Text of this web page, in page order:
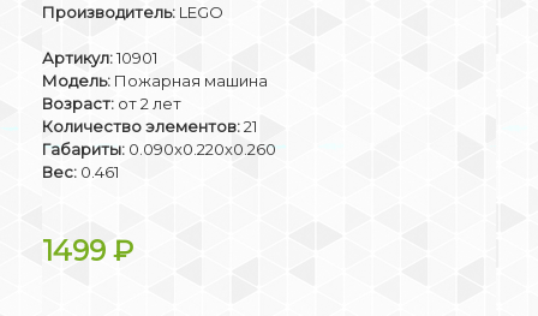
Производитель: LEGO
Артикул:10901
Модель: Пожарная машина
Возраст: от 2 лет
Количество элементов:21
Габариты: 0.090x0.220x0.260
Вес: 0.461
1499 ₽